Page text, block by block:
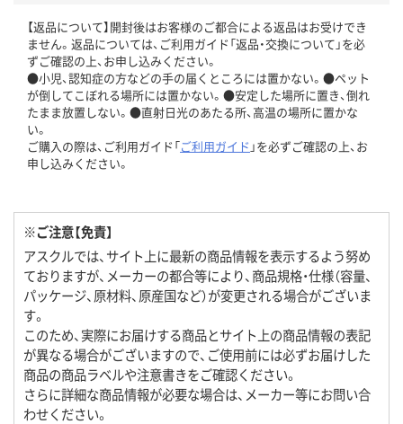
【返品について】開封後はお客様のご都合による返品はお受けでき
ません。返品については、ご利用ガイド「返品・交換について」を必
ずご確認の上、お申し込みください。
●小児、認知症の方などの手の届くところには置かない。●ペット
が倒してこぼれる場所には置かない。●安定した場所に置き、倒れ
たまま放置しない。●直射日光のあたる所、高温の場所に置かな
い。
ご購入の際は、ご利用ガイド「ご利用ガイド 」を必ずご確認の上、お
申し込みください。
※ご注意【免責】
アスクルでは、サイト上に最新の商品情報を表示するよう努め
ておりますが、メーカーの都合等により、商品規格・仕様（容量、
パッケージ、原材料、原産国など）が変更される場合がございま
す。
このため、実際にお届けする商品とサイト上の商品情報の表記
が異なる場合がございますので、ご使用前には必ずお届けした
商品の商品ラベルや注意書きをご確認ください。
さらに詳細な商品情報が必要な場合は、メーカー等にお問い合
わせください。